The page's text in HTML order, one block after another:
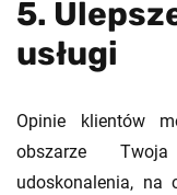
5.
usługi
Opinie klientów
obszarze
udoskonalenia, na